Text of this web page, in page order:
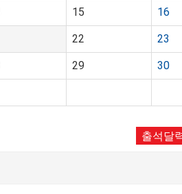
15 16
22 23
29 30
출석달